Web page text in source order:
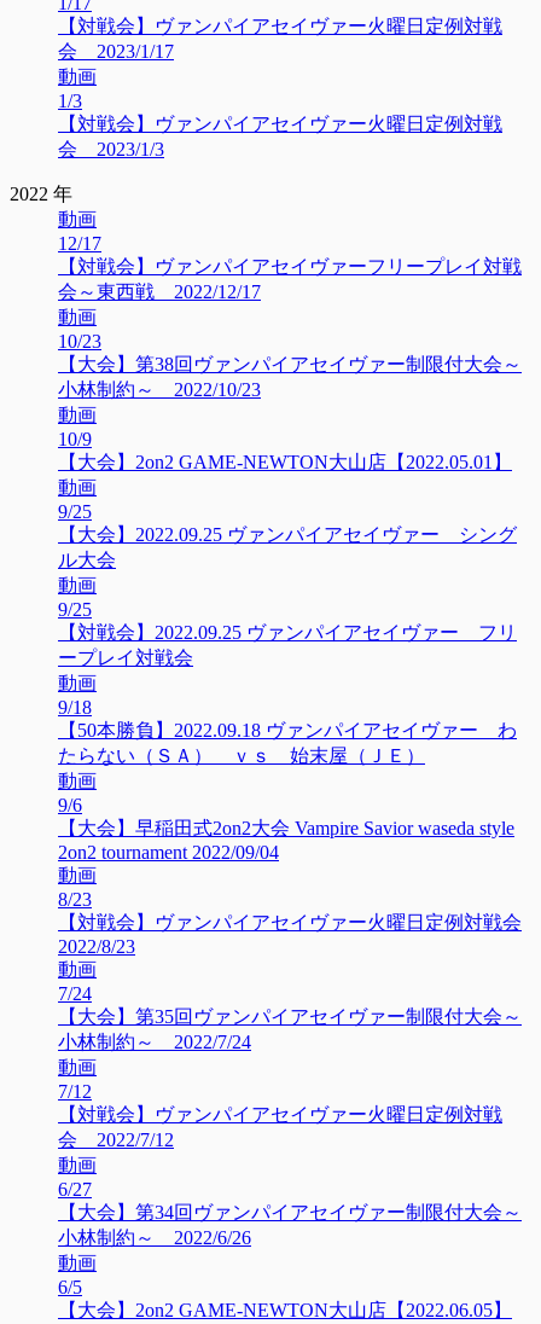
【対戦会】ヴァンパイアセイヴァー火曜日定例対戦
会 2023/1/17
動画
1/3
【対戦会】ヴァンパイアセイヴァー火曜日定例対戦
会 2023/1/3
2022 年
動画
12/17
【対戦会】ヴァンパイアセイヴァーフリープレイ対戦
会～東西戦 2022/12/17
動画
10/23
【大会】第38回ヴァンパイアセイヴァー制限付大会～
小林制約～ 2022/10/23
動画
10/9
【大会】2on2 GAME-NEWTON大山店【2022.05.01】
動画
9/25
【大会】2022.09.25 ヴァンパイアセイヴァー シング
ル大会
動画
9/25
【対戦会】2022.09.25 ヴァンパイアセイヴァー フリ
ープレイ対戦会
動画
9/18
【50本勝負】2022.09.18 ヴァンパイアセイヴァー わ
たらない（ＳＡ） ｖｓ 始末屋（ＪＥ）
動画
9/6
【大会】早稲田式2on2大会 Vampire Savior waseda style
2on2 tournament 2022/09/04
動画
8/23
【対戦会】ヴァンパイアセイヴァー火曜日定例対戦会
2022/8/23
動画
7/24
【大会】第35回ヴァンパイアセイヴァー制限付大会～
小林制約～ 2022/7/24
動画
7/12
【対戦会】ヴァンパイアセイヴァー火曜日定例対戦
会 2022/7/12
動画
6/27
【大会】第34回ヴァンパイアセイヴァー制限付大会～
小林制約～ 2022/6/26
動画
6/5
【大会】2on2 GAME-NEWTON大山店【2022.06.05】